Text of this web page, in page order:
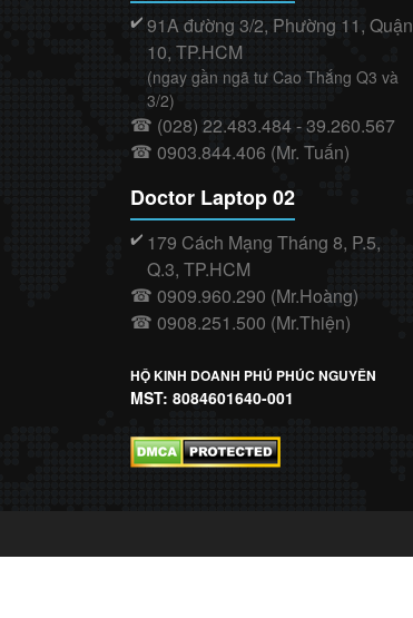
✔️ 91A đường 3/2, Phường 11, Quận
10, TP.HCM
(ngay gần ngã tư Cao Thắng Q3 và
3/2)
☎ (028) 22.483.484 - 39.260.567
☎ 0903.844.406 (Mr. Tuấn)
Doctor Laptop 02
✔️ 179 Cách Mạng Tháng 8, P.5,
Q.3, TP.HCM
☎ 0909.960.290 (Mr.Hoàng)
☎ 0908.251.500 (Mr.Thiện)
HỘ KINH DOANH PHÚ PHÚC NGUYÊN
MST: 8084601640-001